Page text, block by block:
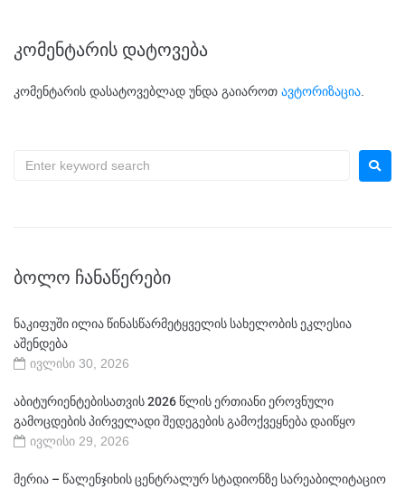
კომენტარის დატოვება
კომენტარის დასატოვებლად უნდა გაიაროთ ავტორიზაცია
ᲑᲝᲚᲝ ᲩᲐᲜᲐᲬᲔᲠᲔᲑᲘ
ნაკიფუში ილია წინასწარმეტყველის სახელობის ეკლესია
აშენდება
ივლისი 30, 2026
აბიტურიენტებისათვის 2026 წლის ერთიანი ეროვნული
გამოცდების პირველადი შედეგების გამოქვეყნება დაიწყო
ივლისი 29, 2026
მერია – წალენჯიხის ცენტრალურ სტადიონზე სარეაბილიტაციო